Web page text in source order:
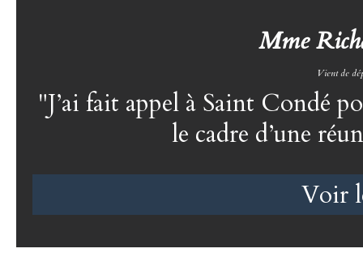
Mme
J’ai fait appel à Saint Condé
le cadre d’une
Voir